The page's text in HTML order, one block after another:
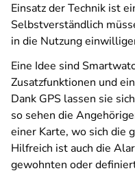
Einsatz der Technik ist
Selbstverständlich
in die Nutzung
Eine Idee sind
Zusatzfunktionen und
Dank GPS lassen sie
so sehen die
einer Karte, wo sich die
Hilfreich ist auch die
gewohnten oder